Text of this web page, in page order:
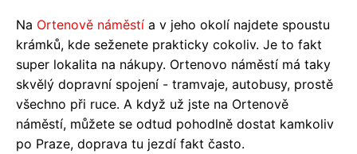
Na Ortenově náměstí a v jeho okolí najdete spoustu
krámků, kde seženete prakticky cokoliv. Je to fakt
super lokalita na nákupy. Ortenovo náměstí má taky
skvělý dopravní spojení - tramvaje, autobusy, prostě
všechno při ruce. A když už jste na Ortenově
náměstí, můžete se odtud pohodlně dostat kamkoliv
po Praze, doprava tu jezdí fakt často.